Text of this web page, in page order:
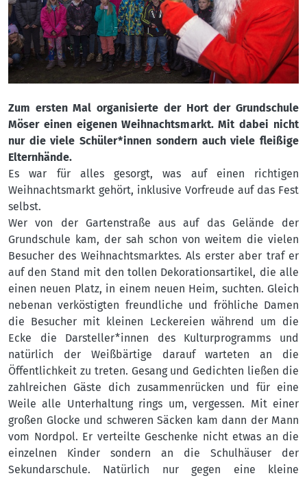
Zum ersten Mal organisierte der Hort der Grundschule
Möser einen eigenen Weihnachtsmarkt. Mit dabei nicht
nur die viele Schüler*innen sondern auch viele fleißige
Elternhände.
Es war für alles gesorgt, was auf einen richtigen
Weihnachtsmarkt gehört, inklusive Vorfreude auf das Fest
selbst.
Wer von der Gartenstraße aus auf das Gelände der
Grundschule kam, der sah schon von weitem die vielen
Besucher des Weihnachtsmarktes. Als erster aber traf er
auf den Stand mit den tollen Dekorationsartikel, die alle
einen neuen Platz, in einem neuen Heim, suchten. Gleich
nebenan verköstigten freundliche und fröhliche Damen
die Besucher mit kleinen Leckereien während um die
Ecke die Darsteller*innen des Kulturprogramms und
natürlich der Weißbärtige darauf warteten an die
Öffentlichkeit zu treten. Gesang und Gedichten ließen die
zahlreichen Gäste dich zusammenrücken und für eine
Weile alle Unterhaltung rings um, vergessen. Mit einer
großen Glocke und schweren Säcken kam dann der Mann
vom Nordpol. Er verteilte Geschenke nicht etwas an die
einzelnen Kinder sondern an die Schulhäuser der
Sekundarschule. Natürlich nur gegen eine kleine